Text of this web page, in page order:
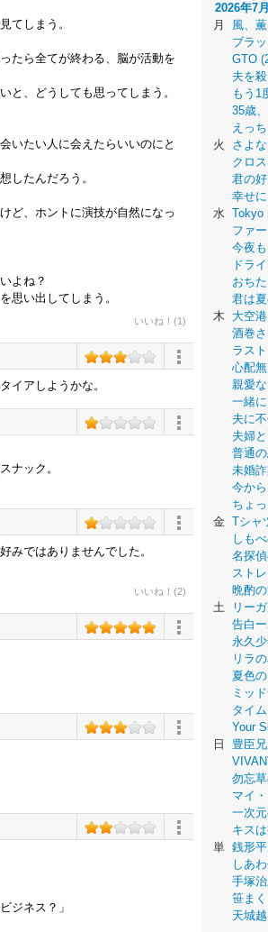
てしまう。
たら全てが終わる、脳が活動を
と、どうしても思ってしまう。
いたい人に会えたらいいのにと
したんだろう。
ど、ホントに演技が自然になっ
よね？
思い出してしまう。
いいね！(1)
イアしようかな。
ナック。
みではありませんでした。
いいね！(2)
ジネス？」
2026年7
月
風、
ブラ
GTO
夫を
もう1
35歳
えっ
火
さよ
クロ
君の
幸せ
水 Tokyo
ファ
今夜
ドラ
おち
君は
木
大空
酒巻
ラス
心配
親愛
一緒
夫に
夫婦
普通
未婚
今か
ちょ
金 Tシャ
しも
名探
スト
晩酌
土
リー
告白
永久
リラ
夏色
ミッ
タイ
Your
日
豊臣
勿忘
マイ
一次
キス
単 銭形
しあ
手塚
笹ま
天城